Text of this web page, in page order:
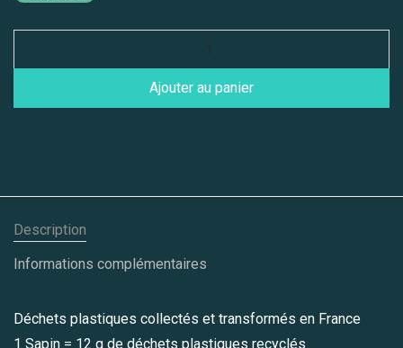
Ajouter au panier
Description
Informations complémentaires
Déchets plastiques collectés et transformés en France
1 Sapin = 12 g de déchets plastiques recyclés